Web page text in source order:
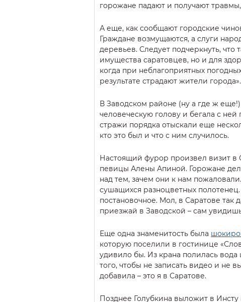
горожане падают и получают
А еще, как сообщают городские
Граждане возмущаются, а слуги
деревьев. Следует подчеркнуть, что
имущества саратовцев, но и для
когда при неблагоприятных
результате страдают жители города».
В Заводском районе (ну а где ж
человеческую голову и бегала с
стражи порядка отыскали еще
кто это был и что с ним случилось.
Настоящий фурор произвел визит в
певицы Алены Апиной. Горожане
над тем, зачем они к нам
сушащихся разноцветных
постановочное. Мол, в Саратове так
приезжай в Заводской – сам
Еще одна знаменитость была
которую поселили в гостинице
удивило бы. Из крана полилась вода
того, чтобы не записать видео и не
добавила – это я в Саратове.
Позднее Голубкина выложит в Инсту